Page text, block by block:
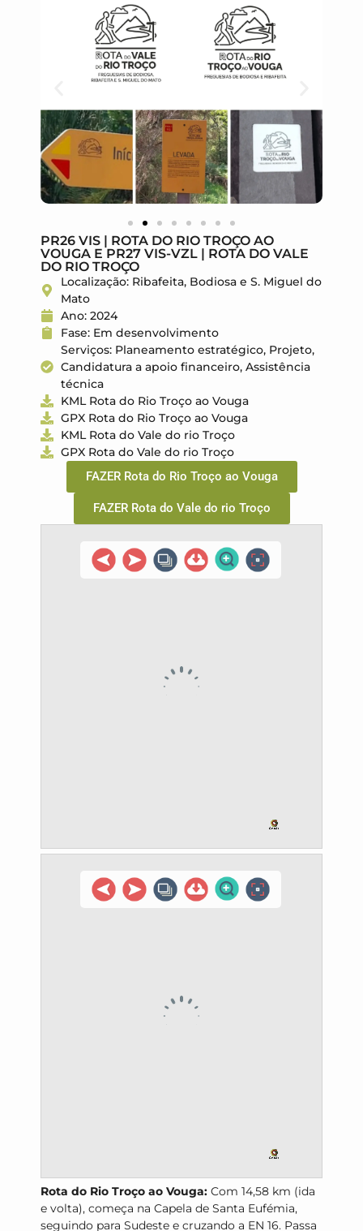
PR26 VIS | ROTA DO RIO TROÇO AO
VOUGA E PR27 VIS-VZL | ROTA DO VALE
DO RIO TROÇO
Localização: Ribafeita, Bodiosa e S. Miguel do
Mato
Ano: 2024
Fase: Em desenvolvimento
Serviços: Planeamento estratégico, Projeto,
Candidatura a apoio financeiro, Assistência
técnica
KML Rota do Rio Troço ao Vouga
GPX Rota do Rio Troço ao Vouga
KML Rota do Vale do rio Troço
GPX Rota do Vale do rio Troço
FAZER Rota do Rio Troço ao Vouga
FAZER Rota do Vale do rio Troço
Rota do Rio Troço ao Vouga: Com 14,58 km (ida
e volta), começa na Capela de Santa Eufémia,
seguindo para Sudeste e cruzando a EN 16. Passa